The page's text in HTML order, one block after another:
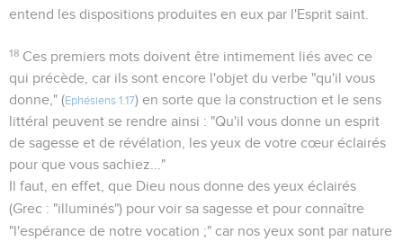
entend les dispositions produites en eux par l'Esprit saint.
18 Ces premiers mots doivent être intimement liés avec ce
qui précède, car ils sont encore l'objet du verbe "qu'il vous
donne," (Ephésiens 1.17) en sorte que la construction et le sens
littéral peuvent se rendre ainsi : "Qu'il vous donne un esprit
de sagesse et de révélation, les yeux de votre cœur éclairés
pour que vous sachiez..."
Il faut, en effet, que Dieu nous donne des yeux éclairés
(Grec : "illuminés") pour voir sa sagesse et pour connaître
"l'espérance de notre vocation ;" car nos yeux sont par nature